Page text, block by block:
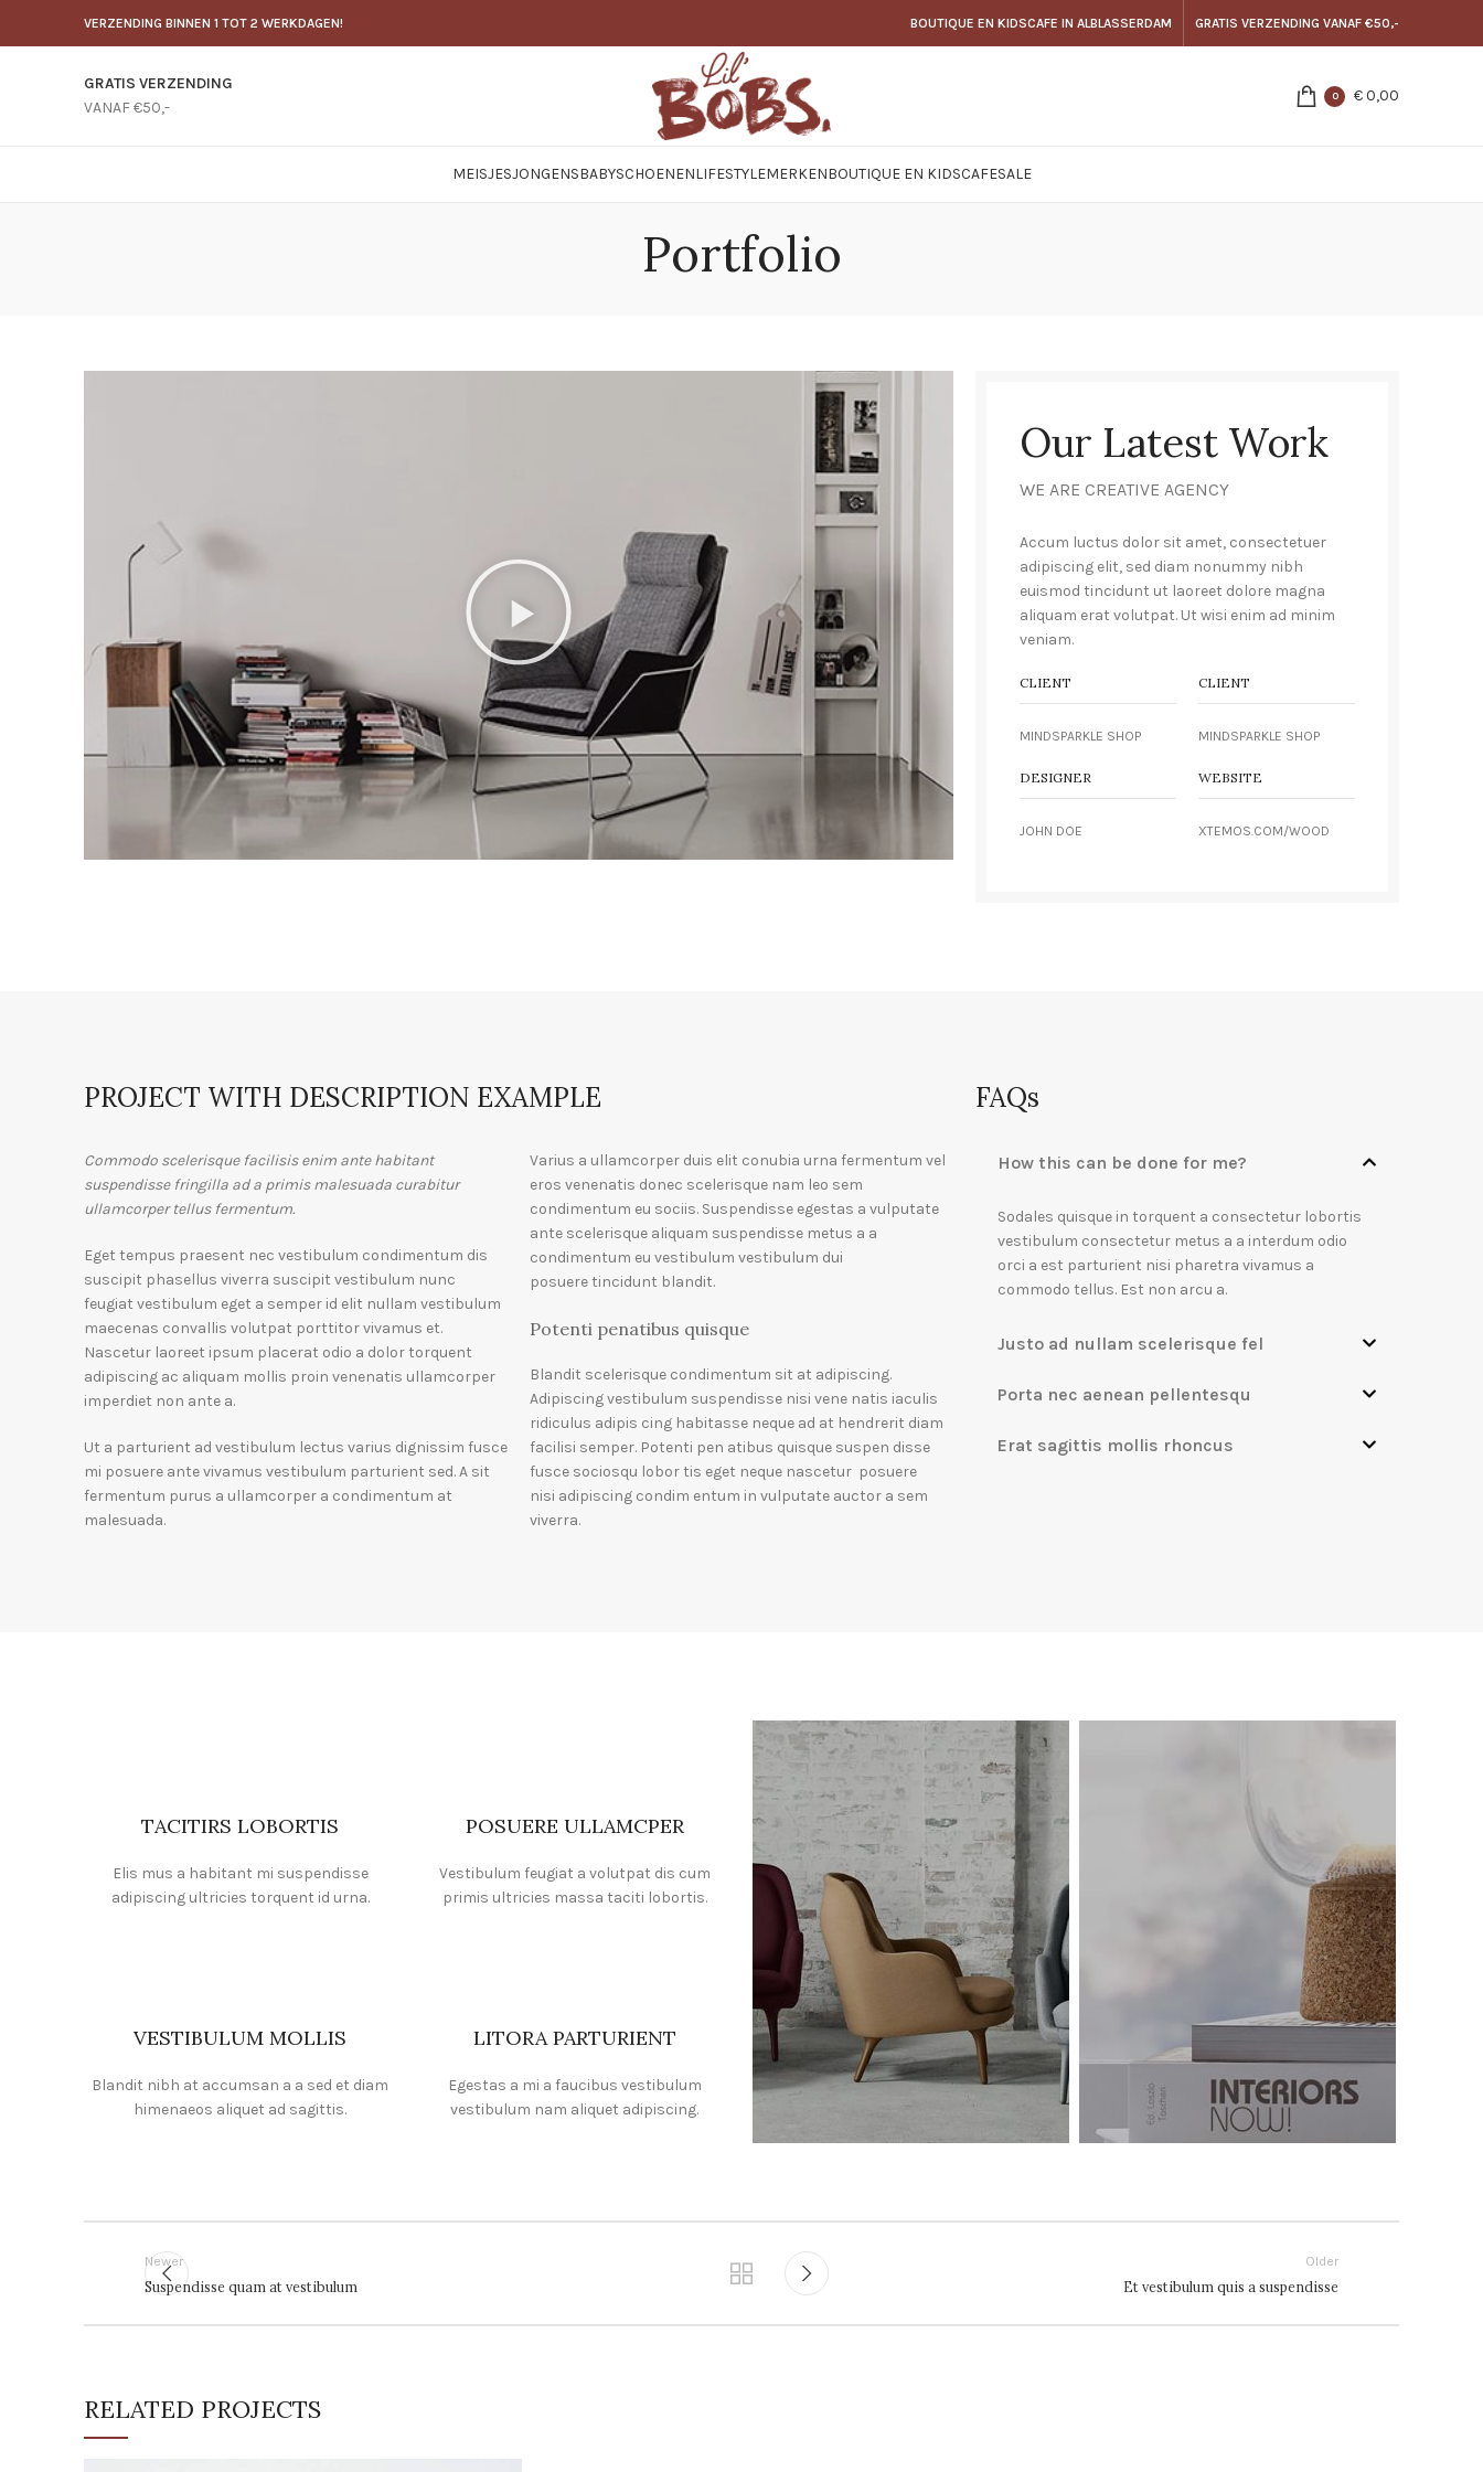
VERZENDING BINNEN 1 TOT 2 WERKDAGEN! BOUTIQUE EN KIDSCAFE IN ALBLASSERDAM GRATIS VERZENDING VANAF €50,-
GRATIS VERZENDING
VANAF €50,-
0 €0,00
MEISJESJONGENSBABYSCHOENENLIFESTYLEMERKENBOUTIQUE EN KIDSCAFESALE
Portfolio
Our Latest Work
WE ARE CREATIVE AGENCY
Accum luctus dolor sit amet, consectetuer
adipiscing elit, sed diam nonummy nibh
euismod tincidunt ut laoreet dolore magna
aliquam erat volutpat. Ut wisi enim ad minim
veniam.
CLIENT
MINDSPARKLE SHOP
CLIENT
MINDSPARKLE SHOP
DESIGNER
JOHN DOE
WEBSITE
XTEMOS.COM/WOOD
PROJECT WITH DESCRIPTION EXAMPLE
Commodo scelerisque facilisis enim ante habitant
suspendisse fringilla ad a primis malesuada curabitur
ullamcorper tellus fermentum.
Eget tempus praesent nec vestibulum condimentum dis
suscipit phasellus viverra suscipit vestibulum nunc
feugiat vestibulum eget a semper id elit nullam vestibulum
maecenas convallis volutpat porttitor vivamus et.
Nascetur laoreet ipsum placerat odio a dolor torquent
adipiscing ac aliquam mollis proin venenatis ullamcorper
imperdiet non ante a.
Ut a parturient ad vestibulum lectus varius dignissim fusce
mi posuere ante vivamus vestibulum parturient sed. A sit
fermentum purus a ullamcorper a condimentum at
malesuada.
Varius a ullamcorper duis elit conubia urna fermentum vel
eros venenatis donec scelerisque nam leo sem
condimentum eu sociis. Suspendisse egestas a vulputate
ante scelerisque aliquam suspendisse metus a a
condimentum eu vestibulum vestibulum dui
posuere tincidunt blandit.
Potenti penatibus quisque
Blandit scelerisque condimentum sit at adipiscing.
Adipiscing vestibulum suspendisse nisi vene natis iaculis
ridiculus adipis cing habitasse neque ad at hendrerit diam
facilisi semper. Potenti pen atibus quisque suspen disse
fusce sociosqu lobor tis eget neque nascetur posuere
nisi adipiscing condim entum in vulputate auctor a sem
viverra.
FAQs
How this can be done for me?
Sodales quisque in torquent a consectetur lobortis
vestibulum consectetur metus a a interdum odio
orci a est parturient nisi pharetra vivamus a
commodo tellus. Est non arcu a.
Justo ad nullam scelerisque fel
Porta nec aenean pellentesqu
Erat sagittis mollis rhoncus
TACITIRS LOBORTIS
Elis mus a habitant mi suspendisse
adipiscing ultricies torquent id urna.
VESTIBULUM MOLLIS
Blandit nibh at accumsan a a sed et diam
himenaeos aliquet ad sagittis.
POSUERE ULLAMCPER
Vestibulum feugiat a volutpat dis cum
primis ultricies massa taciti lobortis.
LITORA PARTURIENT
Egestas a mi a faucibus vestibulum
vestibulum nam aliquet adipiscing.
Newer
Suspendisse quam at vestibulum
Older
Et vestibulum quis a suspendisse
RELATED PROJECTS